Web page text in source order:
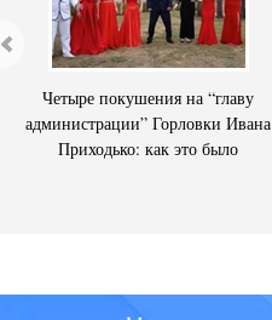
Четыре покушения на “главу
администрации” Горловки Ивана
Приходько: как это было